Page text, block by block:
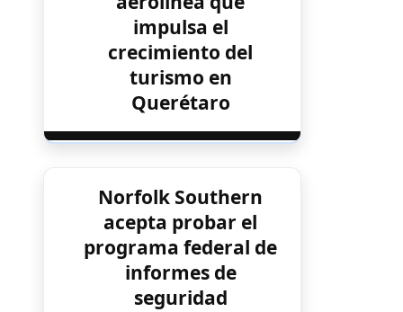
impulsa el
crecimiento del
turismo en
Querétaro
Norfolk Southern
acepta probar el
programa federal de
informes de
seguridad